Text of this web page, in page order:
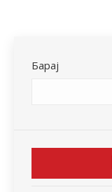
Барај